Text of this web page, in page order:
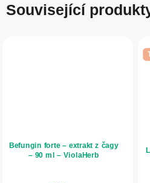
Související
Befungin forte – extrakt z čagy
– 90 ml – ViolaHerb